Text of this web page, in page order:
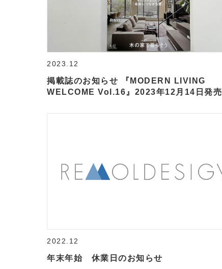
2023.12
掲載誌のお知らせ 『MODERN LIVING
WELCOME Vol.16』2023年12月14日発売
2022.12
年末年始 休業日のお知らせ